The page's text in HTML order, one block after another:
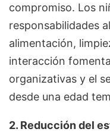
compromiso. Los
responsabilidades
alimentación,
interacción
organizativas y el
desde una edad
2. Reducción del